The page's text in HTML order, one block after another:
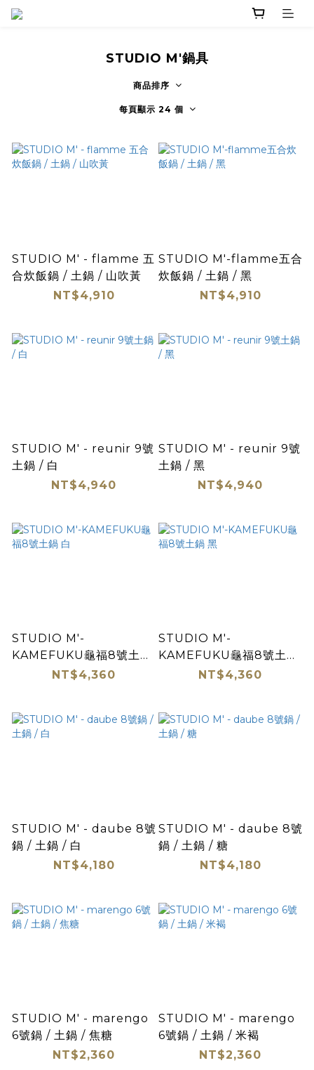
STUDIO M'鍋具
商品排序
每頁顯示 24 個
STUDIO M' - flamme 五
合炊飯鍋 / 土鍋 / 山吹黃
NT$4,910
STUDIO M'-flamme五合
炊飯鍋 / 土鍋 / 黑
NT$4,910
STUDIO M' - reunir 9號
土鍋 / 白
NT$4,940
STUDIO M' - reunir 9號
土鍋 / 黑
NT$4,940
STUDIO M'-
KAMEFUKU龜福8號土鍋
NT$4,360
STUDIO M'-
KAMEFUKU龜福8號土鍋
NT$4,360
STUDIO M' - daube 8號
鍋 / 土鍋 / 白
NT$4,180
STUDIO M' - daube 8號
鍋 / 土鍋 / 糖
NT$4,180
STUDIO M' - marengo
6號鍋 / 土鍋 / 焦糖
NT$2,360
STUDIO M' - marengo
6號鍋 / 土鍋 / 米褐
NT$2,360